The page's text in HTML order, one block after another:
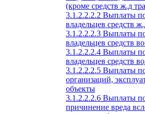
(кроме средств ж.д
3.1.2.2.2.2 Выплаты
владельцев средств
3.1.2.2.2.3 Выплаты
владельцев средств
3.1.2.2.2.4 Выплаты
владельцев средств
3.1.2.2.2.5 Выплаты
организаций,
объекты
3.1.2.2.2.6 Выплаты
причинение вреда